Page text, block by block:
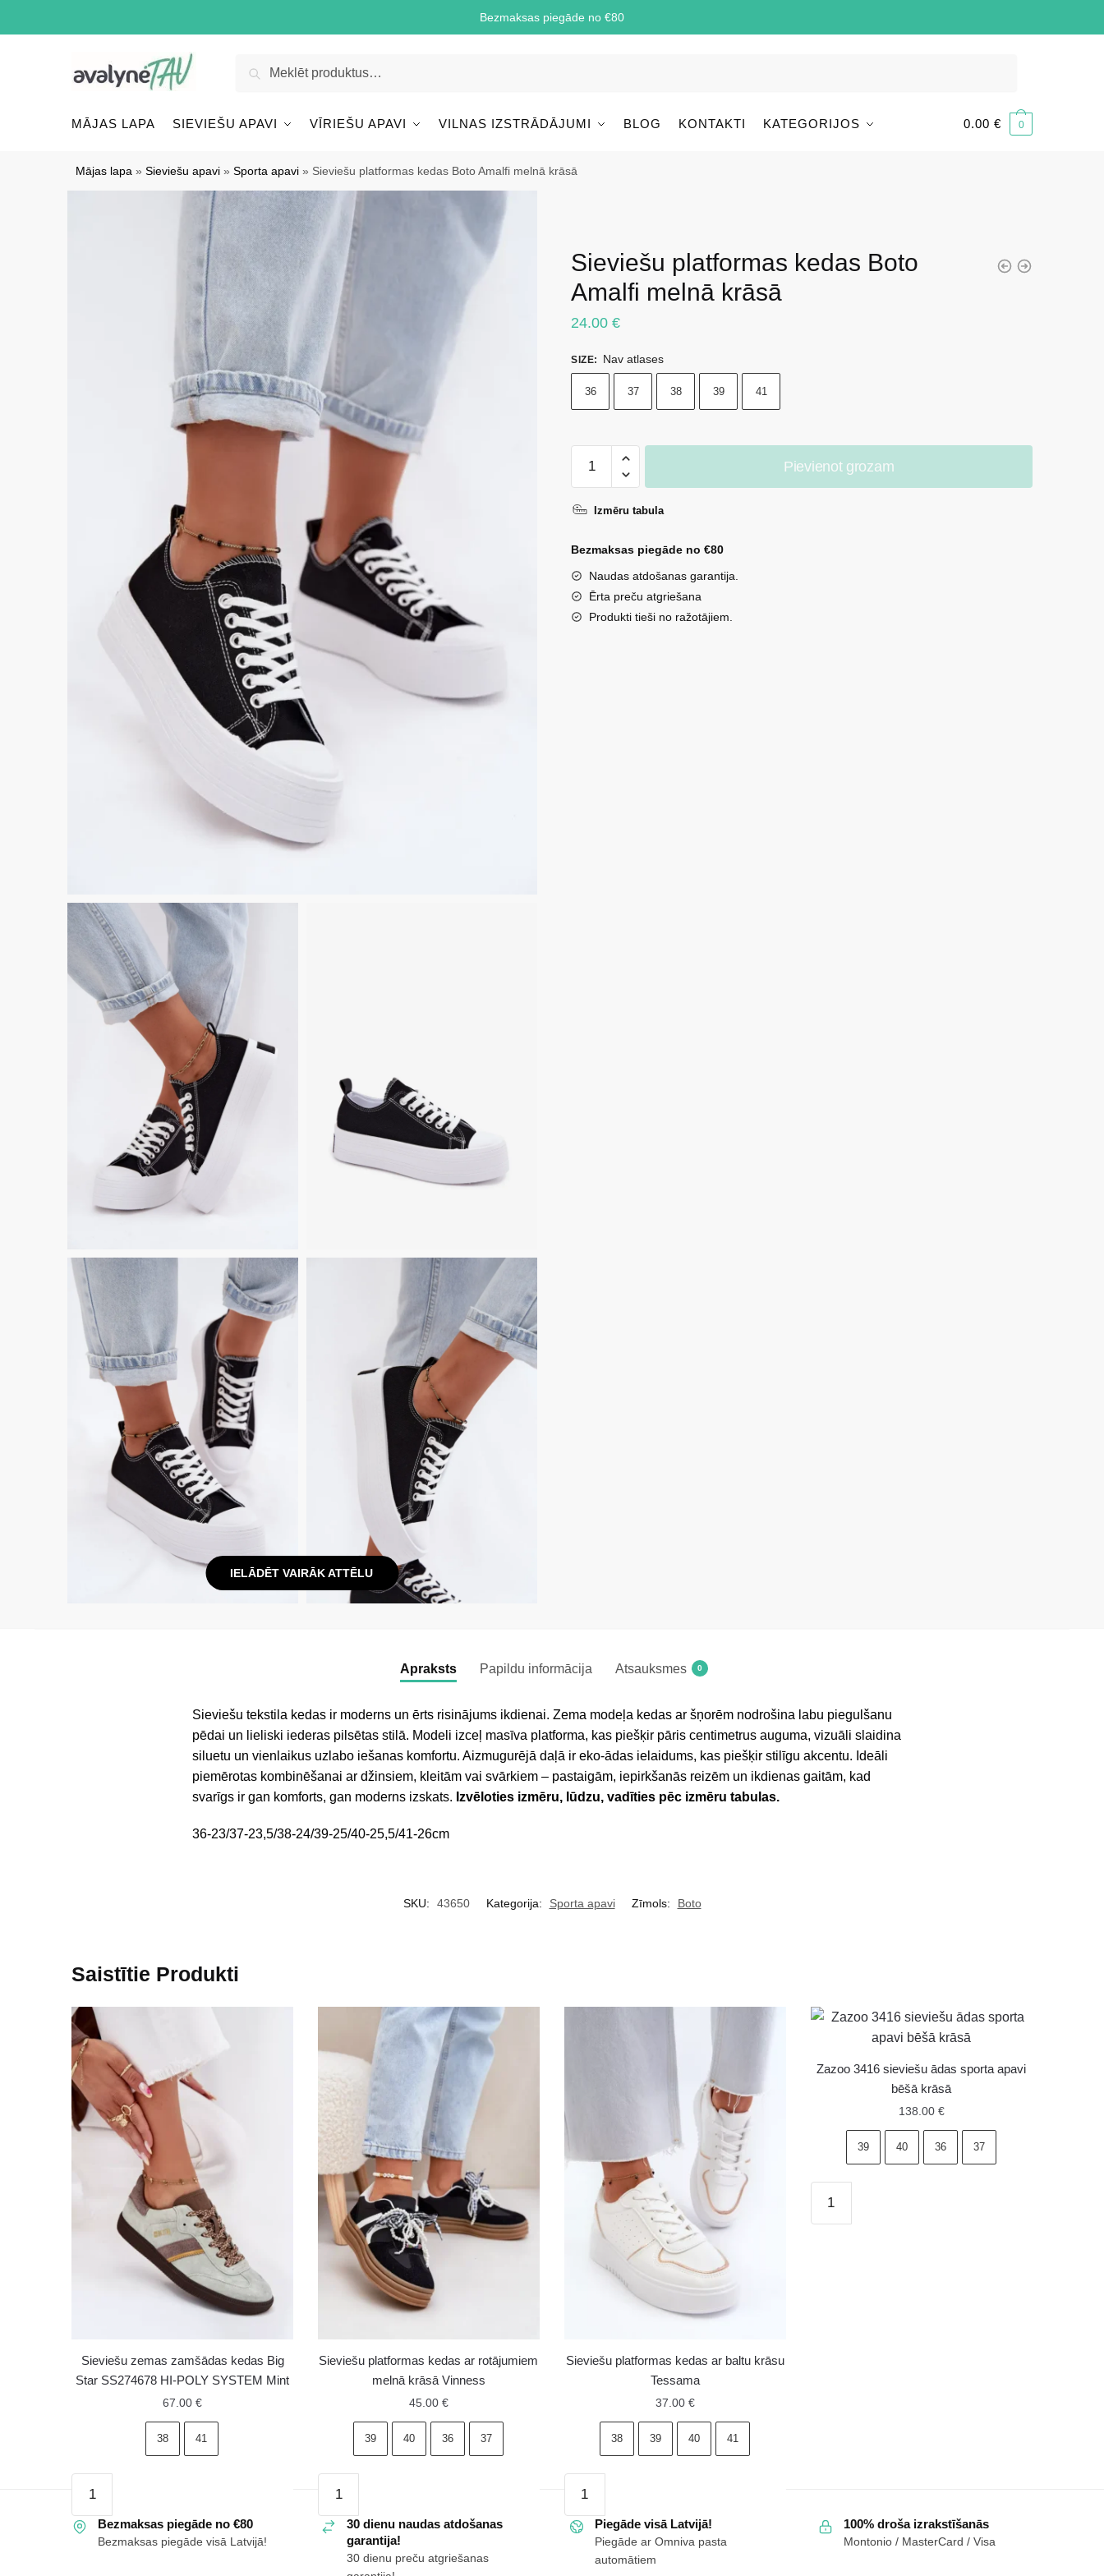
Bezmaksas piegāde no €80
Meklēt
MĀJAS LAPA SIEVIEŠU APAVI VĪRIEŠU APAVI VILNAS IZSTRĀDĀJUMI BLOG KONTAKTI KATEGORIJOS 0.00 € 0
Mājas lapa »Sieviešu apavi »Sporta apavi » Sieviešu platformas kedas Boto Amalfi melnā krāsā
IELĀDĒT VAIRĀK ATTĒLU
Sieviešu platformas kedas Boto
Amalfi melnā krāsā
24.00€
SIZE: Nav atlases
36 37 38 39 41
platformas
Boto
melnā
krāsā
daudzums
Pievienot grozam
Izmēru tabula
Bezmaksas piegāde no €80
Naudas atdošanas garantija.
Ērta preču atgriešana
Produkti tieši no ražotājiem.
Apraksts Papildu informācija Atsauksmes 0
Sieviešu tekstila kedas ir moderns un ērts risinājums ikdienai. Zema modeļa kedas ar šņorēm nodrošina labu piegulšanu
pēdai un lieliski iederas pilsētas stilā. Modeli izceļ masīva platforma, kas piešķir pāris centimetrus auguma, vizuāli slaidina
siluetu un vienlaikus uzlabo iešanas komfortu. Aizmugurējā daļā ir eko-ādas ielaidums, kas piešķir stilīgu akcentu. Ideāli
piemērotas kombinēšanai ar džinsiem, kleitām vai svārkiem – pastaigām, iepirkšanās reizēm un ikdienas gaitām, kad
svarīgs ir gan komforts, gan moderns izskats. Izvēloties izmēru, lūdzu, vadīties pēc izmēru tabulas.
36-23/37-23,5/38-24/39-25/40-25,5/41-26cm
SKU: 43650 Kategorija: Sporta apavi Zīmols: Boto
Saistītie Produkti
Sieviešu zemas zamšādas kedas Big
Star SS274678 HI-POLY SYSTEM Mint
67.00 €
38 41
zemas
zamšādas
kedas
Sieviešu platformas kedas ar rotājumiem
melnā krāsā Vinness
45.00 €
39 40 36 37
platformas
kedas
rotājumiem
Sieviešu platformas kedas ar baltu krāsu
Tessama
37.00 €
38 39 40 41
platformas
kedas
Zazoo 3416 sieviešu ādas sporta apavi
bēšā krāsā
138.00 €
39 40 36 37
3416
Bezmaksas piegāde no €80
Bezmaksas piegāde visā Latvijā!
30 dienu naudas atdošanas
garantija!
30 dienu preču atgriešanas
Piegāde visā Latvijā!
Piegāde ar Omniva pasta
automātiem
100% droša izrakstīšanās
Montonio / MasterCard / Visa